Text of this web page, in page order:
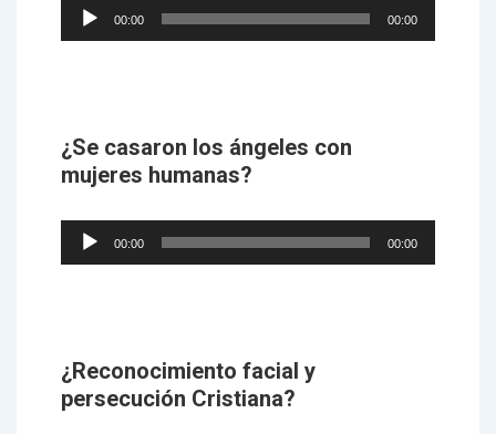
Audio
Player
00:00 00:00
¿Se casaron los ángeles con
mujeres humanas?
Audio
Player
00:00 00:00
¿Reconocimiento facial y
persecución Cristiana?